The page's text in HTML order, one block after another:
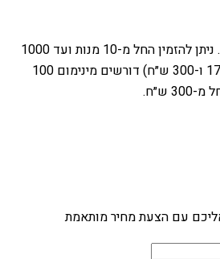
להזמין החל מ-10 מנות ועד 1000
מנות. תפריטי הפרימיום (170 ו-300 ש״ח) דורשים מינימום 100
ש״ח.
עם הצעת מחיר מותאמת